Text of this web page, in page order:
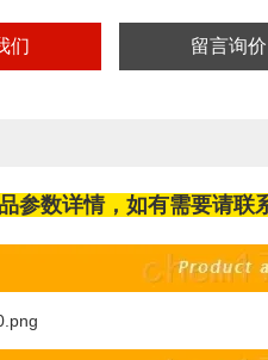
们 留言询价
参数详情，如有需要请联